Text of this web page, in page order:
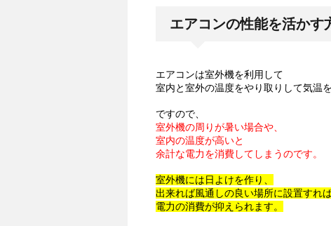
エアコンの性能を活かす
エアコンは室外機を利用して
室内と室外の温度をやり取りして気温
ですので、
室外機の周りが暑い場合や、
室内の温度が高いと
余計な電力を消費してしまうのです。
室外機には日よけを作り、
出来れば風通しの良い場所に設置すれ
電力の消費が抑えられます。